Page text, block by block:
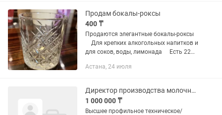
на основе...
Продам бокалы-роксы
400 ₸
Продаются элегантные бокалы-роксы
⠀ Для крепких алкогольных напитков и
для соков, воды, лимонада ⠀ Есть 22
Отличное состояние ⠀
Астана, 24 июля
Директор производства молочной, соковой продукции
1 000 000 ₸
Высшее профильное техническое/